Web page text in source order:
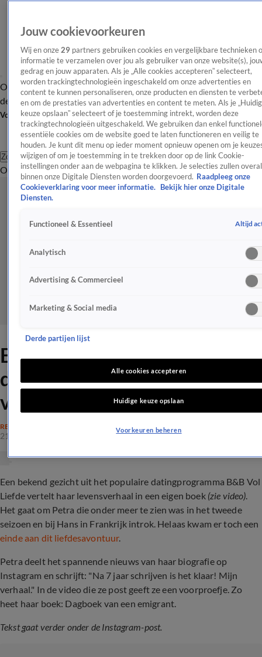
OverzichtAfleveringen Entertainment TV Algemeen
Tip
de redactieNieuwsbrief
Volg Shownieuws
Zoeken
OverzichtEntertainmentSpraakmakendRealityCrimeVideo's
B&B Vol Liefde-deelnemer
doet boekje open: 'Mijn
verhaal'
REALITY
21 okt 2023, 18:48
Een bekend gezicht uit het populaire datingprogramma B&B Vol
Liefde vertelt haar levensverhaal in een eigen boek (zie video).
Het gaat om Petra die onder meer te zien was in het tweede
seizoen en bij Hans in Frankrijk introk. Helaas kwam er toch een
einde aan dit liefdesavontuur.
Petra deelt het spannende nieuws van haar biografie op
Instagram en schrijft: "Na 7 jaar schrijven is het klaar! Mijn
verhaal." In de video die ze post geeft ze een voorproefje. Zo
heet haar boek: Dagboek van een emigrant.
Tekst gaat verder onder de Instagram-post.
Jouw cookievoorkeuren
Wij en onze 29 partners gebruiken cookies en vergelijkbare technieken
informatie te verzamelen over jou als gebruiker van onze website(s),
gedrag en jouw apparaten. Als je „Alle cookies accepteren” selecteert,
worden trackingtechnologieën ingeschakeld om onze advertenties en
content te kunnen personaliseren, onze producten en diensten te
en om de prestaties van advertenties en content te meten. Als je
keuze opslaan” selecteert of je toestemming intrekt, worden deze
trackingtechnologieën uitgeschakeld. We gebruiken dan enkel
essentiële cookies om de website goed te laten functioneren en veilig te
houden. Je kunt dit menu op ieder moment opnieuw openen om je
wijzigen of om je toestemming in te trekken door op de link Cookie-
instellingen onder aan de webpagina te klikken. Je selecties zullen overal
binnen onze Digitale Diensten worden doorgevoerd. Raadpleeg onze
Cookieverklaring voor meer informatie.
Bekijk hier onze Digitale
Diensten.
Functioneel & Essentieel Altijd
Analytisch
Advertising & Commercieel
Marketing & Social media
Derde partijen lijst
Alle cookies accepteren
Huidige keuze opslaan
Voorkeuren beheren